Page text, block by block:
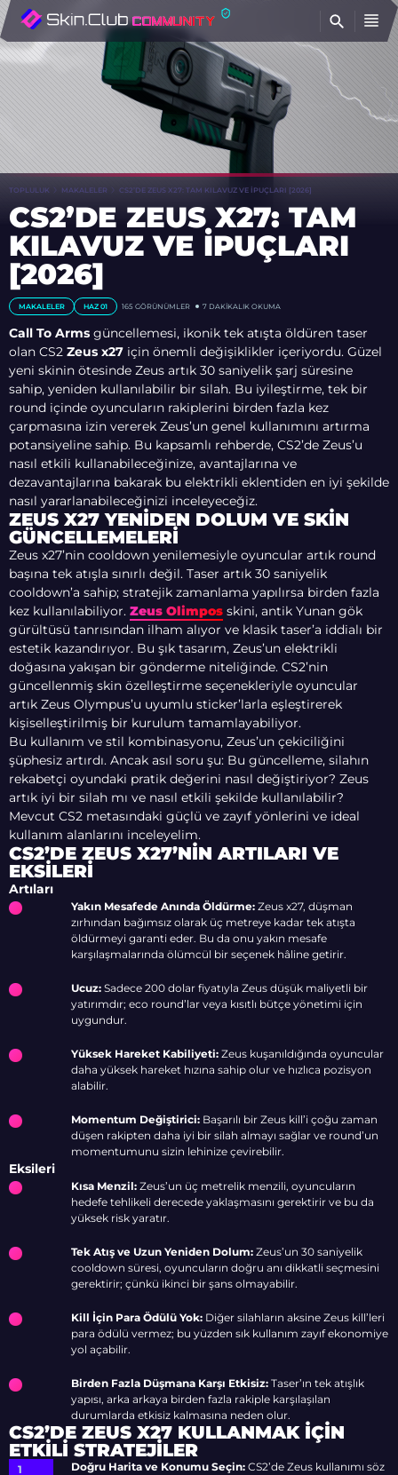
TOPLULUK MAKALELER CS2’DE ZEUS X27: TAM KILAVUZ VE İPUÇLARI [2026]
CS2’DE ZEUS X27: TAM
KILAVUZ VE İPUÇLARI
[2026]
MAKALELER HAZ 01 165 GÖRÜNÜMLER 7 DAKIKALIK OKUMA
Call To Arms güncellemesi, ikonik tek atışta öldüren taser
olan CS2 Zeus x27 için önemli değişiklikler içeriyordu. Güzel
yeni skinin ötesinde Zeus artık 30 saniyelik şarj süresine
sahip, yeniden kullanılabilir bir silah. Bu iyileştirme, tek bir
round içinde oyuncuların rakiplerini birden fazla kez
çarpmasına izin vererek Zeus’un genel kullanımını artırma
potansiyeline sahip. Bu kapsamlı rehberde, CS2’de Zeus’u
nasıl etkili kullanabileceğinize, avantajlarına ve
dezavantajlarına bakarak bu elektrikli eklentiden en iyi şekilde
nasıl yararlanabileceğinizi inceleyeceğiz.
ZEUS X27 YENIDEN DOLUM VE SKIN
GÜNCELLEMELERI
Zeus x27’nin cooldown yenilemesiyle oyuncular artık round
başına tek atışla sınırlı değil. Taser artık 30 saniyelik
cooldown’a sahip; stratejik zamanlama yapılırsa birden fazla
kez kullanılabiliyor. Zeus Olimpos skini, antik Yunan gök
gürültüsü tanrısından ilham alıyor ve klasik taser’a iddialı bir
estetik kazandırıyor. Bu şık tasarım, Zeus’un elektrikli
doğasına yakışan bir gönderme niteliğinde. CS2’nin
güncellenmiş skin özelleştirme seçenekleriyle oyuncular
artık Zeus Olympus’u uyumlu sticker’larla eşleştirerek
kişiselleştirilmiş bir kurulum tamamlayabiliyor.
Bu kullanım ve stil kombinasyonu, Zeus’un çekiciliğini
şüphesiz artırdı. Ancak asıl soru şu: Bu güncelleme, silahın
rekabetçi oyundaki pratik değerini nasıl değiştiriyor? Zeus
artık iyi bir silah mı ve nasıl etkili şekilde kullanılabilir?
Mevcut CS2 metasındaki güçlü ve zayıf yönlerini ve ideal
kullanım alanlarını inceleyelim.
CS2’DE ZEUS X27’NIN ARTILARI VE
EKSILERI
Artıları
Yakın Mesafede Anında Öldürme: Zeus x27, düşman
zırhından bağımsız olarak üç metreye kadar tek atışta
öldürmeyi garanti eder. Bu da onu yakın mesafe
karşılaşmalarında ölümcül bir seçenek hâline getirir.
Ucuz: Sadece 200 dolar fiyatıyla Zeus düşük maliyetli bir
yatırımdır; eco round’lar veya kısıtlı bütçe yönetimi için
uygundur.
Yüksek Hareket Kabiliyeti: Zeus kuşanıldığında oyuncular
daha yüksek hareket hızına sahip olur ve hızlıca pozisyon
alabilir.
Momentum Değiştirici: Başarılı bir Zeus kill’i çoğu zaman
düşen rakipten daha iyi bir silah almayı sağlar ve round’un
momentumunu sizin lehinize çevirebilir.
Eksileri
Kısa Menzil: Zeus’un üç metrelik menzili, oyuncuların
hedefe tehlikeli derecede yaklaşmasını gerektirir ve bu da
yüksek risk yaratır.
Tek Atış ve Uzun Yeniden Dolum: Zeus’un 30 saniyelik
cooldown süresi, oyuncuların doğru anı dikkatli seçmesini
gerektirir; çünkü ikinci bir şans olmayabilir.
Kill İçin Para Ödülü Yok: Diğer silahların aksine Zeus kill’leri
para ödülü vermez; bu yüzden sık kullanım zayıf ekonomiye
yol açabilir.
Birden Fazla Düşmana Karşı Etkisiz: Taser’ın tek atışlık
yapısı, arka arkaya birden fazla rakiple karşılaşılan
durumlarda etkisiz kalmasına neden olur.
CS2’DE ZEUS X27 KULLANMAK İÇIN
ETKILI STRATEJILER
Doğru Harita ve Konumu Seçin: CS2’de Zeus kullanımı söz